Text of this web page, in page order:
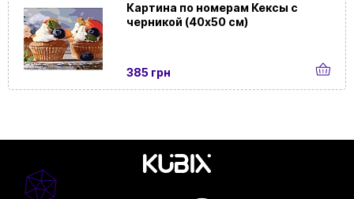
Картина по номерам Кексы с
черникой (40х50 см)
385 грн